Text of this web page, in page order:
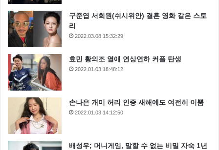
2000년 MBC 공채 아나운서로 입사해 2015년 MBC를
퇴사하고 프리랜서 방송인으로 왕성한 활동을 이어가고
있습니다.
구준엽 서희원(쉬시위안) 결혼 영화 같은 스토
리
2022.03.08 15:32:29
효민 황의조 열애 연상연하 커플 탄생
2022.01.03 18:48:12
손나은 개미 허리 인증 새해에도 여전히 이뿜
2022.01.03 14:12:50
배성우; 머니게임, 말할 수 없는 비밀 자숙 1년